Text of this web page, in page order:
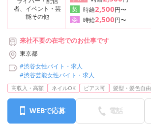
者、イベント・芸
能その他
契
時給2,500円〜
委
時給2,500円〜
来社不要の在宅でのお仕事です
東京都
#渋谷女性バイト・求人
#渋谷芸能女性バイト・求人
高収入・高額 ネイルOK ピアス可 髪型・髪色自由
WEBで応募 電話